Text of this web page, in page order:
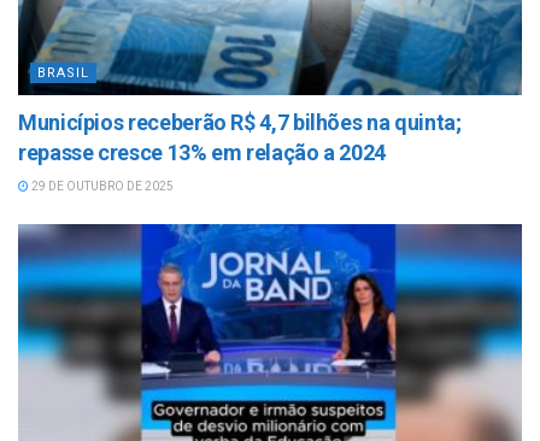
BRASIL
Municípios receberão R$ 4,7 bilhões na quinta;
repasse cresce 13% em relação a 2024
29 DE OUTUBRO DE 2025